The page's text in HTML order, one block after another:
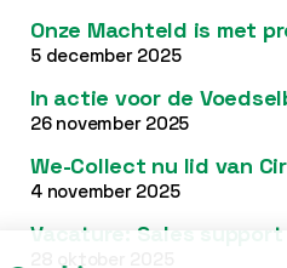
Onze Machteld is met
5 december 2025
In actie voor de
26 november 2025
We-Collect nu lid van
4 november 2025
Vacature: Sales